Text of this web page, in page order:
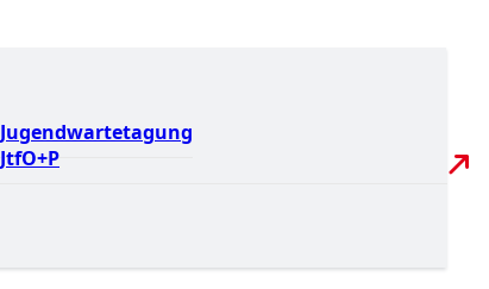
Jugendwartetagung
JtfO+P